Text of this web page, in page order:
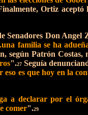
Ortiz aceptó
Senadores Don Angel
familia se ha
según Patrón
".27Seguía
es que hoy en la
a declarar por el
comer".29